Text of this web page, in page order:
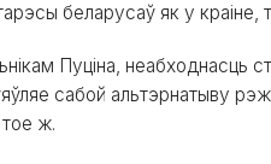
беларусаў як у краіне,
Пуціна, неабходнасць
сабой альтэрнатыву
тое ж.